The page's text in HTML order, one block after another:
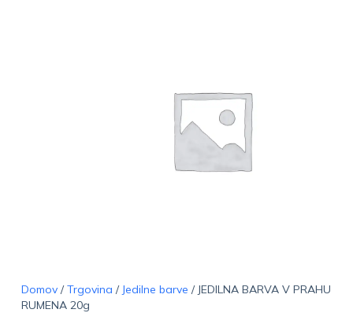
Domov/Trgovina / Jedilne barve / JEDILNA BARVA V PRAHU
RUMENA 20g